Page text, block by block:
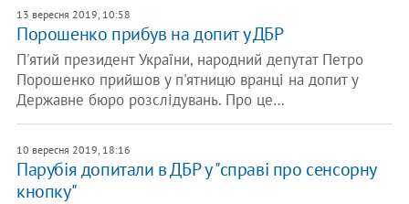
13 вересня 2019, 10:58
Порошенко прибув на допит у ДБР
П'ятий президент України, народний депутат Петро
Порошенко прийшов у п'ятницю вранці на допит у
Державне бюро розслідувань. Про це…
10 вересня 2019, 18:16
Парубія допитали в ДБР у "справі про сенсорну
кнопку"